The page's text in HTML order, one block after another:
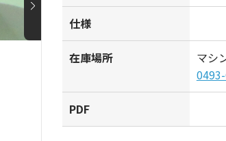
仕様
在庫場所
マシ
PDF